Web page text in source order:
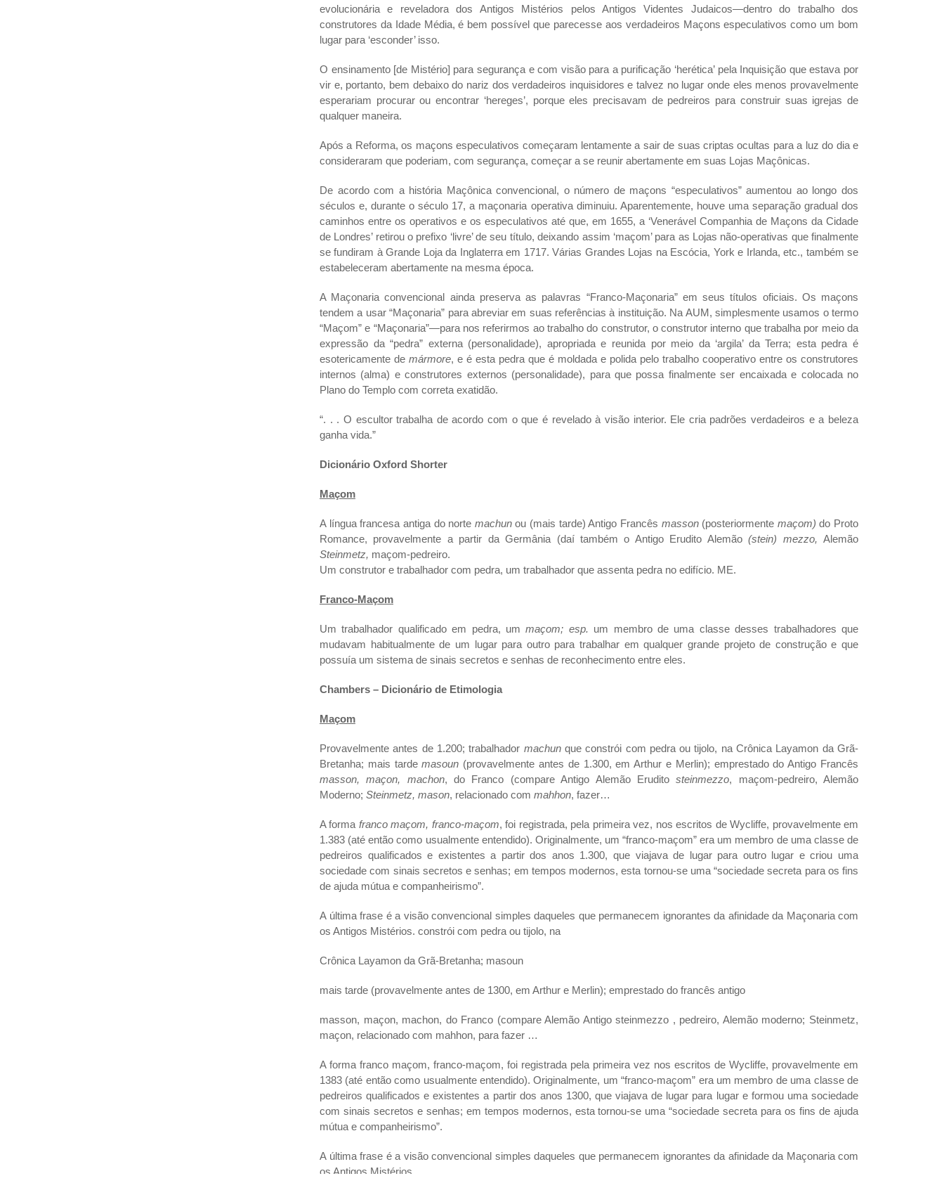
evolucionária e reveladora dos Antigos Mistérios pelos Antigos Videntes Judaicos—dentro do trabalho dos
construtores da Idade Média, é bem possível que parecesse aos verdadeiros Maçons especulativos como um bom
lugar para ‘esconder’ isso.
O ensinamento [de Mistério] para segurança e com visão para a purificação ‘herética’ pela Inquisição que estava por
vir e, portanto, bem debaixo do nariz dos verdadeiros inquisidores e talvez no lugar onde eles menos provavelmente
esperariam procurar ou encontrar ‘hereges’, porque eles precisavam de pedreiros para construir suas igrejas de
qualquer maneira.
Após a Reforma, os maçons especulativos começaram lentamente a sair de suas criptas ocultas para a luz do dia e
consideraram que poderiam, com segurança, começar a se reunir abertamente em suas Lojas Maçônicas.
De acordo com a história Maçônica convencional, o número de maçons “especulativos” aumentou ao longo dos
séculos e, durante o século 17, a maçonaria operativa diminuiu. Aparentemente, houve uma separação gradual dos
caminhos entre os operativos e os especulativos até que, em 1655, a ‘Venerável Companhia de Maçons da Cidade
de Londres’ retirou o prefixo ‘livre’ de seu título, deixando assim ‘maçom’ para as Lojas não-operativas que finalmente
se fundiram à Grande Loja da Inglaterra em 1717. Várias Grandes Lojas na Escócia, York e Irlanda, etc., também se
estabeleceram abertamente na mesma época.
A Maçonaria convencional ainda preserva as palavras “Franco-Maçonaria” em seus títulos oficiais. Os maçons
tendem a usar “Maçonaria” para abreviar em suas referências à instituição. Na AUM, simplesmente usamos o termo
“Maçom” e “Maçonaria”—para nos referirmos ao trabalho do construtor, o construtor interno que trabalha por meio da
expressão da “pedra” externa (personalidade), apropriada e reunida por meio da ‘argila’ da Terra; esta pedra é
esotericamente de mármore, e é esta pedra que é moldada e polida pelo trabalho cooperativo entre os construtores
internos (alma) e construtores externos (personalidade), para que possa finalmente ser encaixada e colocada no
Plano do Templo com correta exatidão.
“. . . O escultor trabalha de acordo com o que é revelado à visão interior. Ele cria padrões verdadeiros e a beleza
ganha vida.”
Dicionário Oxford Shorter
Maçom
A língua francesa antiga do norte machunou (mais tarde) Antigo Francês masson (posteriormente maçom) do Proto
Romance, provavelmente a partir da Germânia (daí também o Antigo Erudito Alemão(stein) mezzo,Alemão
Steinmetz, maçom-pedreiro.
Um construtor e trabalhador com pedra, um trabalhador que assenta pedra no edifício. ME.
Franco-Maçom
Um trabalhador qualificado em pedra, ummaçom; esp. um membro de uma classe desses trabalhadores que
mudavam habitualmente de um lugar para outro para trabalhar em qualquer grande projeto de construção e que
possuía um sistema de sinais secretos e senhas de reconhecimento entre eles.
Chambers – Dicionário de Etimologia
Maçom
Provavelmente antes de 1.200; trabalhador machun que constrói com pedra ou tijolo, na Crônica Layamon da Grã-
Bretanha; mais tardemasoun (provavelmente antes de 1.300, em Arthur e Merlin); emprestado do Antigo Francês
masson, maçon, machon, do Franco (compare Antigo Alemão Eruditosteinmezzo, maçom-pedreiro, Alemão
Moderno; Steinmetz, mason, relacionado com mahhon, fazer…
A forma franco maçom, franco-maçom, foi registrada, pela primeira vez, nos escritos de Wycliffe, provavelmente em
1.383 (até então como usualmente entendido). Originalmente, um “franco-maçom” era um membro de uma classe de
pedreiros qualificados e existentes a partir dos anos 1.300, que viajava de lugar para outro lugar e criou uma
sociedade com sinais secretos e senhas; em tempos modernos, esta tornou-se uma “sociedade secreta para os fins
de ajuda mútua e companheirismo”.
A última frase é a visão convencional simples daqueles que permanecem ignorantes da afinidade da Maçonaria com
os Antigos Mistérios. constrói com pedra ou tijolo, na
Crônica Layamon da Grã-Bretanha; masoun
mais tarde (provavelmente antes de 1300, em Arthur e Merlin); emprestado do francês antigo
masson, maçon, machon, do Franco (compare Alemão Antigo steinmezzo , pedreiro, Alemão moderno; Steinmetz,
maçon, relacionado com mahhon, para fazer …
A forma franco maçom, franco-maçom, foi registrada pela primeira vez nos escritos de Wycliffe, provavelmente em
1383 (até então como usualmente entendido). Originalmente, um “franco-maçom” era um membro de uma classe de
pedreiros qualificados e existentes a partir dos anos 1300, que viajava de lugar para lugar e formou uma sociedade
com sinais secretos e senhas; em tempos modernos, esta tornou-se uma “sociedade secreta para os fins de ajuda
mútua e companheirismo”.
A última frase é a visão convencional simples daqueles que permanecem ignorantes da afinidade da Maçonaria com
os Antigos Mistérios.